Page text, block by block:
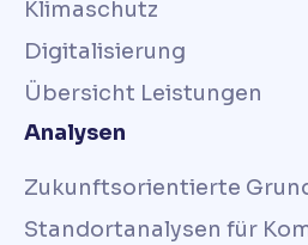
Klimaschutz
Digitalisierung
Übersicht Leistungen
Analysen
Zukunftsorientierte
Standortanalysen für